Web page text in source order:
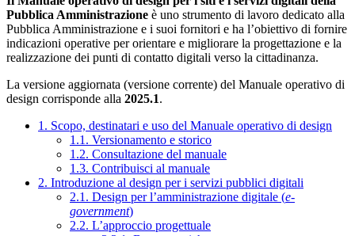
Pubblica Amministrazione è uno strumento di lavoro dedicato alla
Pubblica Amministrazione e i suoi fornitori e ha l’obiettivo di fornire
indicazioni operative per orientare e migliorare la progettazione e la
realizzazione dei punti di contatto digitali verso la cittadinanza.
La versione aggiornata (versione corrente) del Manuale operativo di
design corrisponde alla 2025.1.
1. Scopo, destinatari e uso del Manuale operativo di design
1.1. Versionamento e storico
1.2. Consultazione del manuale
1.3. Contribuisci al manuale
2. Introduzione al design per i servizi pubblici digitali
2.1. Design per l’amministrazione digitale (e-
government)
2.2. L’approccio progettuale